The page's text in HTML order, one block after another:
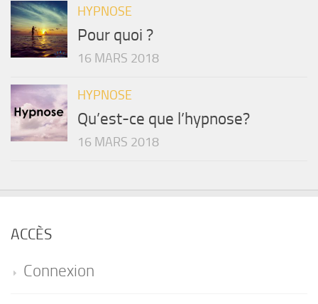
HYPNOSE
Pour quoi ?
16 MARS 2018
HYPNOSE
Qu’est-ce que l’hypnose?
16 MARS 2018
ACCÈS
Connexion